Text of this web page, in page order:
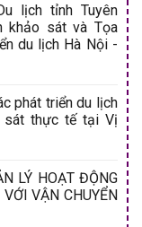
lịch tỉnh Tuyên
khảo sát và Tọa
du lịch Hà Nội -
phát triển du lịch
sát thực tế tại Vị
LÝ HOẠT ĐỘNG
VẬN CHUYỂN